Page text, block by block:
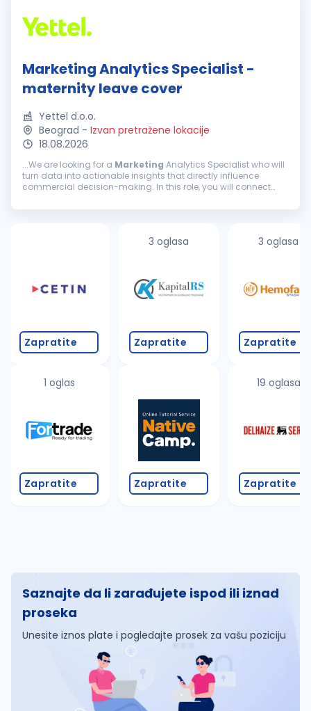
Marketing Analytics Specialist -
maternity leave cover
Yettel d.o.o.
Beograd - Izvan pretražene lokacije
18.08.2026
...We are looking for a Marketing Analytics Specialist who will
turn data into actionable insights that directly influence
commercial decision-making. In this role, you will connect
business...
Zapratite
1 oglas
Zapratite
3 oglasa
Zapratite
Zapratite
3 oglasa
Zapratite
19 oglasa
Zapratite
Saznajte da li zarađujete ispod ili iznad
proseka
Unesite iznos plate i pogledajte prosek za vašu poziciju